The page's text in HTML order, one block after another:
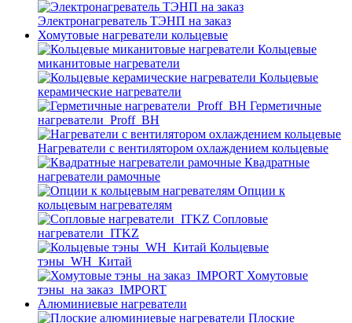
Электронагреватель ТЭНП на заказ
Хомутовые нагреватели кольцевые
Кольцевые
миканитовые нагреватели
Кольцевые
керамические нагреватели
Герметичные
нагреватели_Proff_BH
Нагреватели с вентилятором охлаждением кольцевые
Квадратные
нагреватели рамочные
Опции к
кольцевым нагревателям
Cопловые
нагреватели_ITKZ
Кольцевые
тэны_WH_Китай
Хомутовые
тэны_на заказ_IMPORT
Алюминиевые нагреватели
Плоские